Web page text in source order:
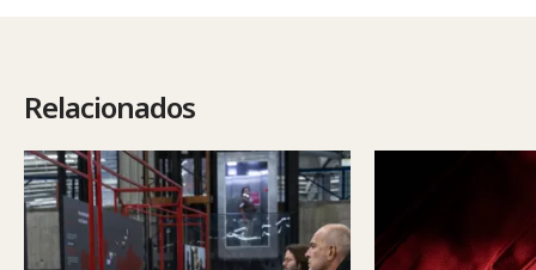
Relacionados